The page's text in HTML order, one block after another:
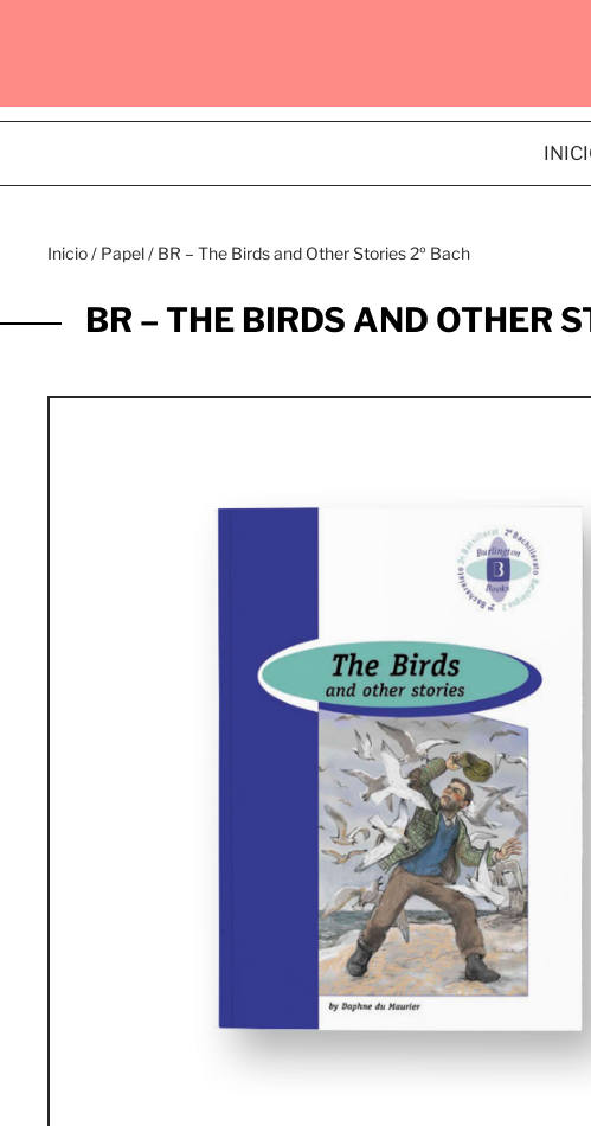
Inicio/ Papel/ BR – The Birds and Other Stories 2º Bach
BR – THE BIRDS AND OTHER